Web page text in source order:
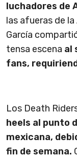
luchadores de
las afueras de
García
tensa escena al
fans,
Los Death
heels al punto
mexicana,
fin de semana.